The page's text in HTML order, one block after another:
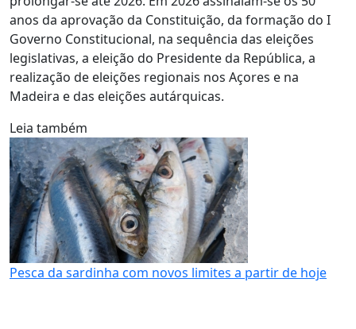
anos da aprovação da Constituição, da formação do I
Governo Constitucional, na sequência das eleições
legislativas, a eleição do Presidente da República, a
realização de eleições regionais nos Açores e na
Madeira e das eleições autárquicas.
Leia também
Pesca da sardinha com novos limites a partir de hoje